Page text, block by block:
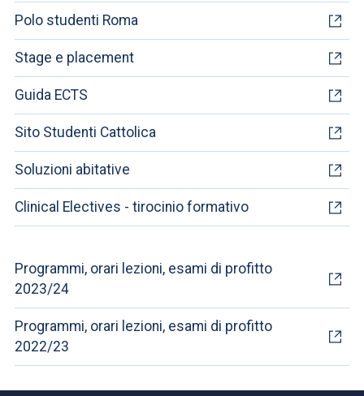
Polo studenti Roma
Stage e placement
Guida ECTS
Sito Studenti Cattolica
Soluzioni abitative
Clinical Electives - tirocinio formativo
Programmi, orari lezioni, esami di profitto
2023/24
Programmi, orari lezioni, esami di profitto
2022/23